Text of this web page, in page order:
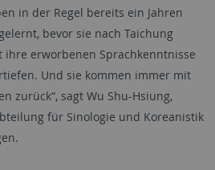
in der Regel bereits ein Jahren
bevor sie nach Taichung
ihre erworbenen Sprachkenntnisse
Und sie kommen immer mit
zurück“, sagt Wu Shu-Hsiung,
für Sinologie und Koreanistik